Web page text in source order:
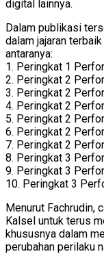
digital lainnya.
Dalam publikasi
dalam jajaran
antaranya:
1. Peringkat 1
2. Peringkat 2
3. Peringkat 2
4. Peringkat 2
5. Peringkat 2
6. Peringkat 2
7. Peringkat 2
8. Peringkat 3
9. Peringkat 3
10. Peringkat 3
Menurut Fachrudin,
Kalsel untuk terus
khususnya dalam
perubahan perilaku